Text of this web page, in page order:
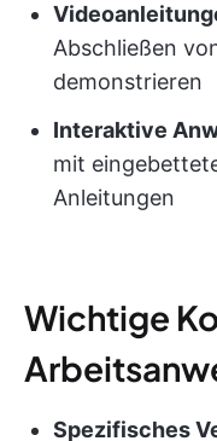
Abschließen
demonstrieren
Interaktive
mit
Anleitungen
Wichtige
Spezifisches